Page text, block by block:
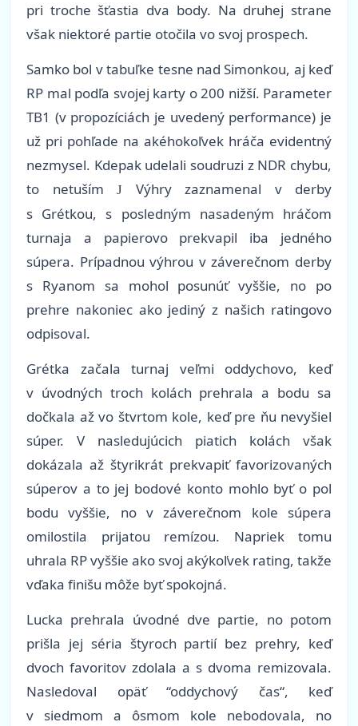
pri troche šťastia dva body. Na druhej strane
však niektoré partie otočila vo svoj prospech.
Samko bol v tabuľke tesne nad Simonkou, aj keď
RP mal podľa svojej karty o 200 nižší. Parameter
TB1 (v propozíciách je uvedený performance) je
už pri pohľade na akéhokoľvek hráča evidentný
nezmysel. Kdepak udelali soudruzi z NDR chybu,
to netuším
J
Výhry zaznamenal v derby
s Grétkou, s posledným nasadeným hráčom
turnaja a papierovo prekvapil iba jedného
súpera. Prípadnou výhrou v záverečnom derby
s Ryanom sa mohol posunúť vyššie, no po
prehre nakoniec ako jediný z našich ratingovo
odpisoval.
Grétka začala turnaj veľmi oddychovo, keď
v úvodných troch kolách prehrala a bodu sa
dočkala až vo štvrtom kole, keď pre ňu nevyšiel
súper. V nasledujúcich piatich kolách však
dokázala až štyrikrát prekvapiť favorizovaných
súperov a to jej bodové konto mohlo byť o pol
bodu vyššie, no v záverečnom kole súpera
omilostila prijatou remízou. Napriek tomu
uhrala RP vyššie ako svoj akýkoľvek rating, takže
vďaka finišu môže byť spokojná.
Lucka prehrala úvodné dve partie, no potom
prišla jej séria štyroch partií bez prehry, keď
dvoch favoritov zdolala a s dvoma remizovala.
Nasledoval opäť “oddychový čas“, keď
v siedmom a ôsmom kole nebodovala, no